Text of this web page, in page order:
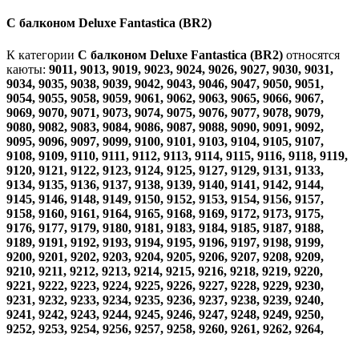
С балконом Deluxe Fantastica (BR2)
К категории С балконом Deluxe Fantastica (BR2) относятся
каюты: 9011, 9013, 9019, 9023, 9024, 9026, 9027, 9030, 9031,
9034, 9035, 9038, 9039, 9042, 9043, 9046, 9047, 9050, 9051,
9054, 9055, 9058, 9059, 9061, 9062, 9063, 9065, 9066, 9067,
9069, 9070, 9071, 9073, 9074, 9075, 9076, 9077, 9078, 9079,
9080, 9082, 9083, 9084, 9086, 9087, 9088, 9090, 9091, 9092,
9095, 9096, 9097, 9099, 9100, 9101, 9103, 9104, 9105, 9107,
9108, 9109, 9110, 9111, 9112, 9113, 9114, 9115, 9116, 9118, 9119,
9120, 9121, 9122, 9123, 9124, 9125, 9127, 9129, 9131, 9133,
9134, 9135, 9136, 9137, 9138, 9139, 9140, 9141, 9142, 9144,
9145, 9146, 9148, 9149, 9150, 9152, 9153, 9154, 9156, 9157,
9158, 9160, 9161, 9164, 9165, 9168, 9169, 9172, 9173, 9175,
9176, 9177, 9179, 9180, 9181, 9183, 9184, 9185, 9187, 9188,
9189, 9191, 9192, 9193, 9194, 9195, 9196, 9197, 9198, 9199,
9200, 9201, 9202, 9203, 9204, 9205, 9206, 9207, 9208, 9209,
9210, 9211, 9212, 9213, 9214, 9215, 9216, 9218, 9219, 9220,
9221, 9222, 9223, 9224, 9225, 9226, 9227, 9228, 9229, 9230,
9231, 9232, 9233, 9234, 9235, 9236, 9237, 9238, 9239, 9240,
9241, 9242, 9243, 9244, 9245, 9246, 9247, 9248, 9249, 9250,
9252, 9253, 9254, 9256, 9257, 9258, 9260, 9261, 9262, 9264,